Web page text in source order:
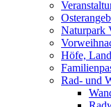
Naturpark
Höfe,
Rad- und